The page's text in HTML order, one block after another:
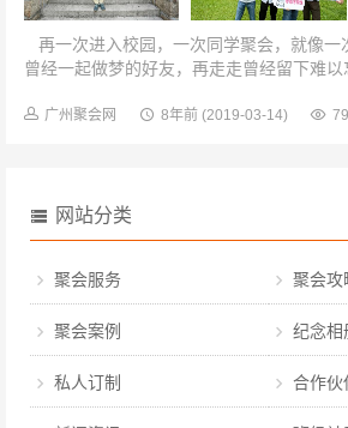
再一次进入校园，一次同学聚会，就像一
曾经一起做梦的好友，再走走曾经留下难
广州聚会网 8年前 (2019-03-14)
网站分类
聚会服务 聚会攻
聚会案例 纪念相
私人订制 合作伙